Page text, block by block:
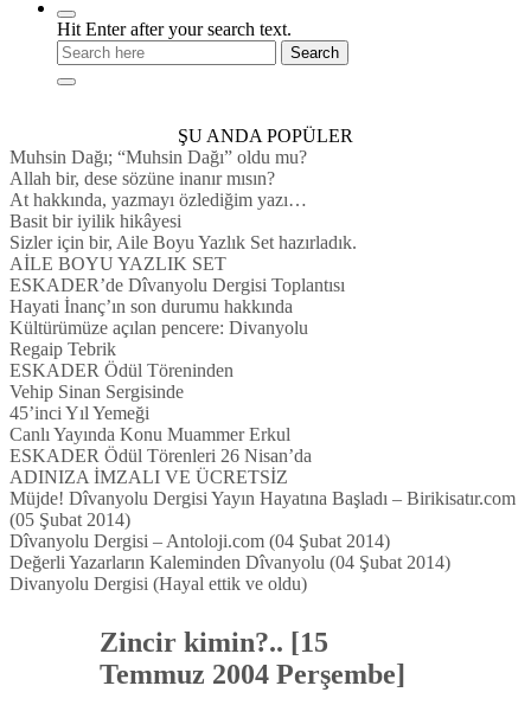
Hit Enter after your search text.
ŞU ANDA POPÜLER
Muhsin Dağı; “Muhsin Dağı” oldu mu?
Allah bir, dese sözüne inanır mısın?
At hakkında, yazmayı özlediğim yazı…
Basit bir iyilik hikâyesi
Sizler için bir, Aile Boyu Yazlık Set hazırladık.
AİLE BOYU YAZLIK SET
ESKADER’de Dîvanyolu Dergisi Toplantısı
Hayati İnanç’ın son durumu hakkında
Kültürümüze açılan pencere: Divanyolu
Regaip Tebrik
ESKADER Ödül Töreninden
Vehip Sinan Sergisinde
45’inci Yıl Yemeği
Canlı Yayında Konu Muammer Erkul
ESKADER Ödül Törenleri 26 Nisan’da
ADINIZA İMZALI VE ÜCRETSİZ
Müjde! Dîvanyolu Dergisi Yayın Hayatına Başladı – Birikisatır.com
(05 Şubat 2014)
Dîvanyolu Dergisi – Antoloji.com (04 Şubat 2014)
Değerli Yazarların Kaleminden Dîvanyolu (04 Şubat 2014)
Divanyolu Dergisi (Hayal ettik ve oldu)
Zincir kimin?.. [15
Temmuz 2004 Perşembe]